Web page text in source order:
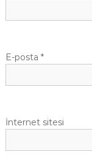
E-posta *
İnternet sitesi